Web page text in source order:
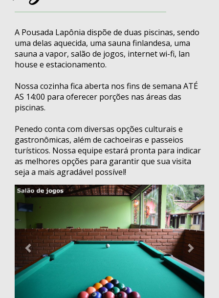
A Pousada Lapônia dispõe de duas piscinas, sendo
uma delas aquecida, uma sauna finlandesa, uma
sauna a vapor, salão de jogos, internet wi-fi, lan
house e estacionamento.
Nossa cozinha fica aberta nos fins de semana ATÉ
AS 14:00 para oferecer porções nas áreas das
piscinas.
Penedo conta com diversas opções culturais e
gastronômicas, além de cachoeiras e passeios
turísticos. Nossa equipe estará pronta para indicar
as melhores opções para garantir que sua visita
seja a mais agradável possível!
Anterior